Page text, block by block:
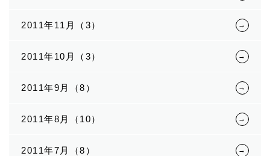
2011年11月（3）
2011年10月（3）
2011年9月（8）
2011年8月（10）
2011年7月（8）